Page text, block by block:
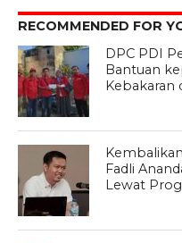
RECOMMENDED FOR
DPC PDI
Bantuan
Kebakaran
Fadli
Lewat